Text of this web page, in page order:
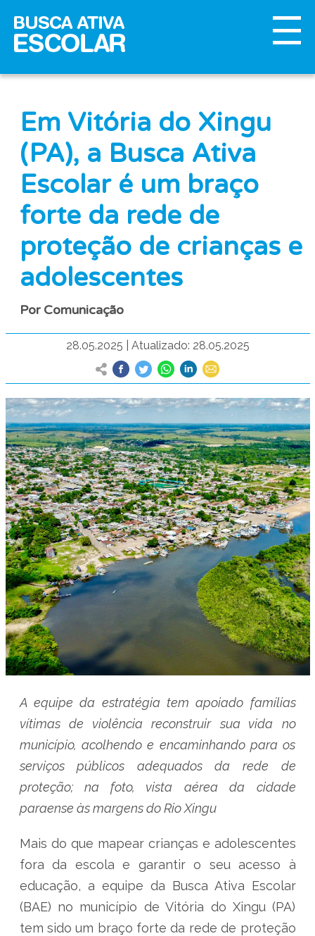
Em Vitória do Xingu
(PA), a Busca Ativa
Escolar é um braço
forte da rede de
proteção de crianças e
adolescentes
Por Comunicação
28.05.2025 Atualizado: 28.05.2025
A equipe da estratégia tem apoiado famílias
vítimas de violência reconstruir sua vida no
município, acolhendo e encaminhando para os
serviços públicos adequados da rede de
proteção; na foto, vista aérea da cidade
paraense às margens do Rio Xingu
Mais do que mapear crianças e adolescentes
fora da escola e garantir o seu acesso à
educação, a equipe da Busca Ativa Escolar
(BAE) no município de Vitória do Xingu (PA)
tem sido um braço forte da rede de proteção